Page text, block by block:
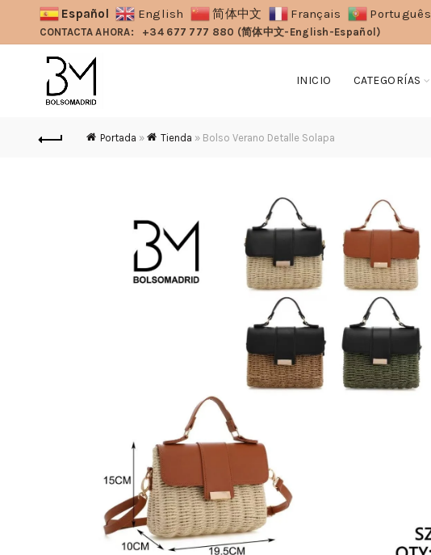
Español English 简体中文 Français Português
CONTACTA AHORA: +34 677 777 880 (简体中文-English-Español)
INICIO CATEGORÍAS
Portada » Tienda » Bolso Verano Detalle Solapa